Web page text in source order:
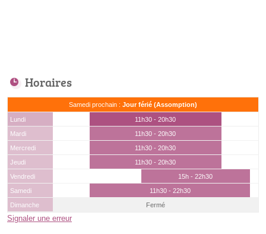
Horaires
Samedi prochain : Jour férié (Assomption)
Lundi
11h30 - 20h30
Mardi
11h30 - 20h30
Mercredi
11h30 - 20h30
Jeudi
11h30 - 20h30
Vendredi
15h - 22h30
Samedi
11h30 - 22h30
Dimanche
Fermé
Signaler une erreur